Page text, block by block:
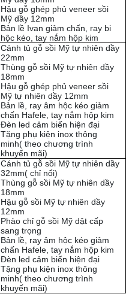
Hậu gỗ ghép phủ veneer sồi
Mỹ dầy 12mm
Bản lề Ivan giảm chấn, ray bi
hộc kéo, tay nắm hộp kim
Cánh tủ gỗ sồi Mỹ tự nhiên dầy
22mm
Thùng gỗ sồi Mỹ tự nhiên dầy
18mm
Hậu gỗ ghép phủ veneer sồi
Mỹ tự nhiên dầy 12mm
Bản lề, ray âm hộc kéo giảm
chấn Hafele, tay nắm hộp kim
Đèn led cảm biến hiện đại
Tặng phụ kiện inox thông
minh( theo chương trình
khuyến mãi)
Cánh tủ gỗ sồi Mỹ tự nhiên dầy
32mm( chỉ nổi)
Thùng gỗ sồi Mỹ tự nhiên dầy
18mm
Hậu gỗ sồi Mỹ tự nhiên dầy
12mm
Phào chỉ gỗ sồi Mỹ dật cấp
sang trọng
Bản lề, ray âm hộc kéo giảm
chấn Hafele, tay nắm hộp kim
Đèn led cảm biến hiện đại
Tặng phụ kiện inox thông
minh( theo chương trình
khuyến mãi)